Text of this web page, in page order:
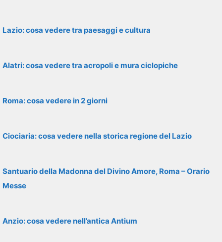
Lazio: cosa vedere tra paesaggi e cultura
Alatri: cosa vedere tra acropoli e mura ciclopiche
Roma: cosa vedere in 2 giorni
Ciociaria: cosa vedere nella storica regione del Lazio
Santuario della Madonna del Divino Amore, Roma – Orario
Messe
Anzio: cosa vedere nell’antica Antium